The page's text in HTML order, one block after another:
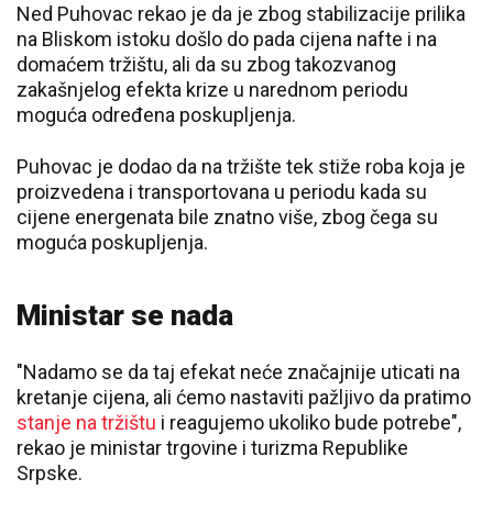
Ned Puhovac rekao je da je zbog stabilizacije prilika
na Bliskom istoku došlo do pada cijena nafte i na
domaćem tržištu, ali da su zbog takozvanog
zakašnjelog efekta krize u narednom periodu
moguća određena poskupljenja.
Puhovac je dodao da na tržište tek stiže roba koja je
proizvedena i transportovana u periodu kada su
cijene energenata bile znatno više, zbog čega su
moguća poskupljenja.
Ministar se nada
"Nadamo se da taj efekat neće značajnije uticati na
kretanje cijena, ali ćemo nastaviti pažljivo da pratimo
stanje na tržištu i reagujemo ukoliko bude potrebe",
rekao je ministar trgovine i turizma Republike
Srpske.